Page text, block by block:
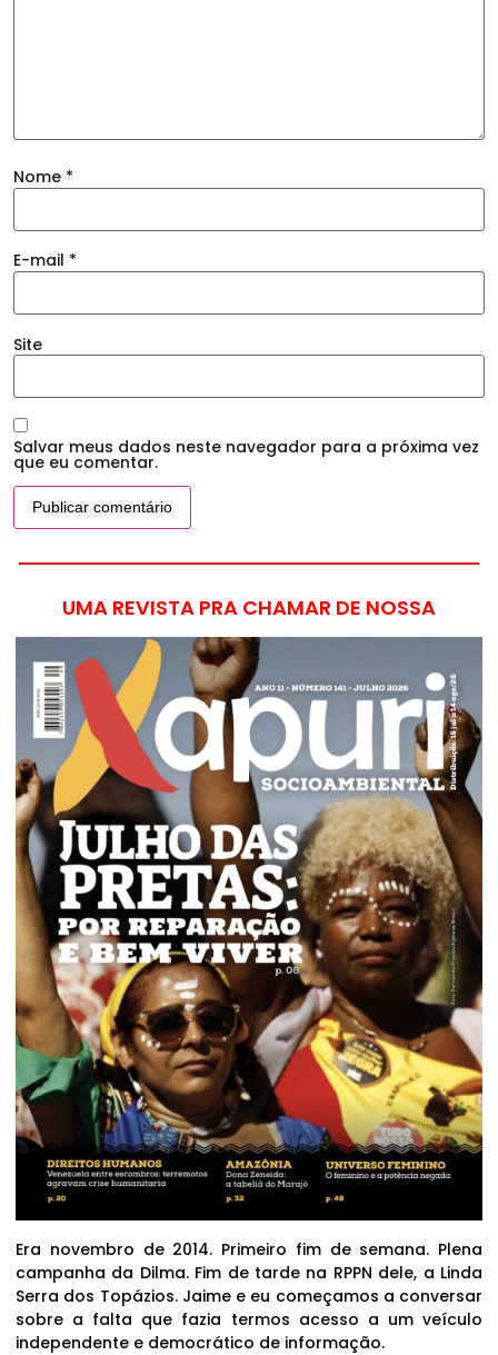
Nome *
E-mail *
Site
Salvar meus dados neste navegador para a próxima vez
que eu comentar.
UMA REVISTA PRA CHAMAR DE NOSSA
Era novembro de 2014. Primeiro fim de semana. Plena
campanha da Dilma. Fim de tarde na RPPN dele, a Linda
Serra dos Topázios. Jaime e eu começamos a conversar
sobre a falta que fazia termos acesso a um veículo
independente e democrático de informação.